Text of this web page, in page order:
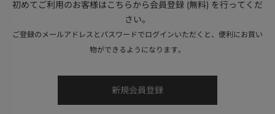
初めてご利用のお客様はこちらから会員登録 (無料) を行ってくだ
さい。
ご登録のメールアドレスとパスワードでログインいただくと、便利にお買い
物ができるようになります。